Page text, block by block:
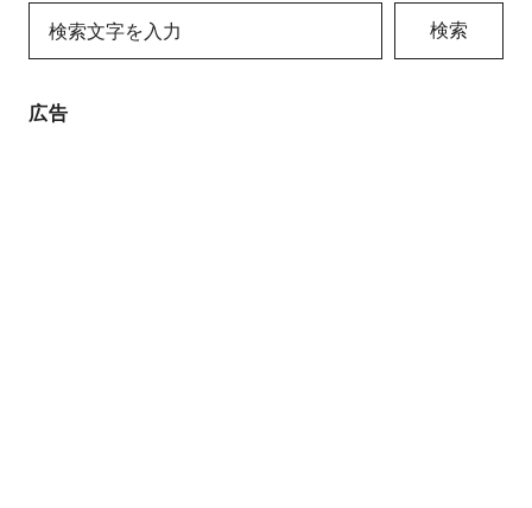
検索
広告